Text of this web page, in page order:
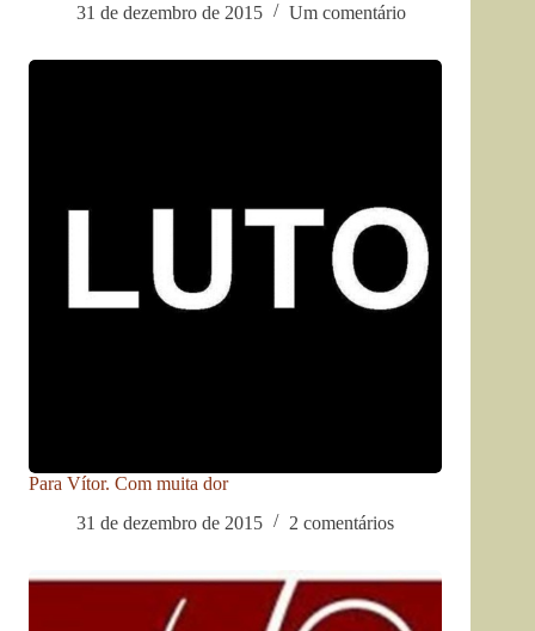
31 de dezembro de 2015
Um comentário
Para Vítor. Com muita dor
31 de dezembro de 2015
2 comentários